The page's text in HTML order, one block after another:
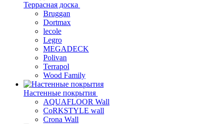
Террасная доска
Bruggan
Dortmax
lecole
Legro
MEGADECK
Polivan
Terrapol
Wood Family
Настенные покрытия
AQUAFLOOR Wall
CoRKSTYLE wall
Crona Wall